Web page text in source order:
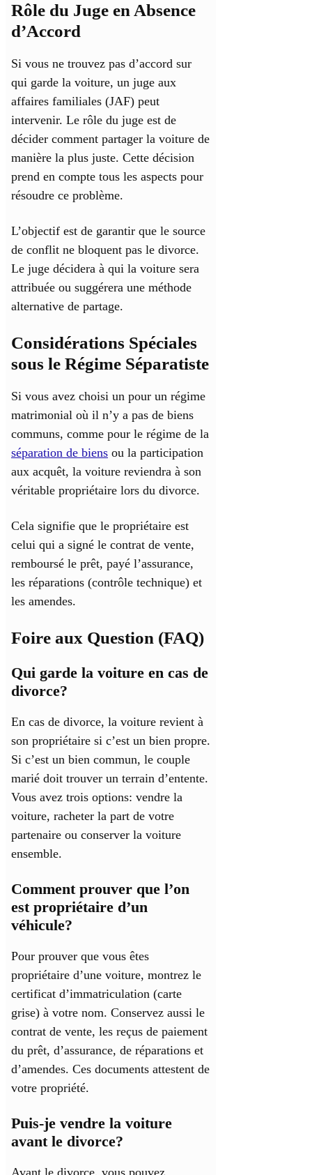
Rôle du Juge en Absence
d’Accord
Si vous ne trouvez pas d’accord sur
qui garde la voiture, un juge aux
affaires familiales (JAF) peut
intervenir. Le rôle du juge est de
décider comment partager la voiture de
manière la plus juste. Cette décision
prend en compte tous les aspects pour
résoudre ce problème.
L’objectif est de garantir que le source
de conflit ne bloquent pas le divorce.
Le juge décidera à qui la voiture sera
attribuée ou suggérera une méthode
alternative de partage.
Considérations Spéciales
sous le Régime Séparatiste
Si vous avez choisi un pour un régime
matrimonial où il n’y a pas de biens
communs, comme pour le régime de la
séparation de biens ou la participation
aux acquêt, la voiture reviendra à son
véritable propriétaire lors du divorce.
Cela signifie que le propriétaire est
celui qui a signé le contrat de vente,
remboursé le prêt, payé l’assurance,
les réparations (contrôle technique) et
les amendes.
Foire aux Question (FAQ)
Qui garde la voiture en cas de
divorce?
En cas de divorce, la voiture revient à
son propriétaire si c’est un bien propre.
Si c’est un bien commun, le couple
marié doit trouver un terrain d’entente.
Vous avez trois options: vendre la
voiture, racheter la part de votre
partenaire ou conserver la voiture
ensemble.
Comment prouver que l’on
est propriétaire d’un
véhicule?
Pour prouver que vous êtes
propriétaire d’une voiture, montrez le
certificat d’immatriculation (carte
grise) à votre nom. Conservez aussi le
contrat de vente, les reçus de paiement
du prêt, d’assurance, de réparations et
d’amendes. Ces documents attestent de
votre propriété.
Puis-je vendre la voiture
avant le divorce?